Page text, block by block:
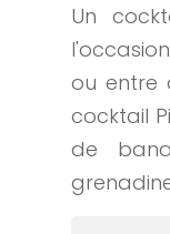
Un
ou entre
cocktail
de